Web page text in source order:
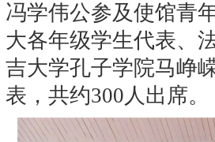
冯学伟公参及使馆青
大各年级学生代表、
吉大学孔子学院马峥
表，共约300人出席。